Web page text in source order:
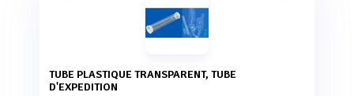
TUBE PLASTIQUE TRANSPARENT, TUBE
D'EXPEDITION